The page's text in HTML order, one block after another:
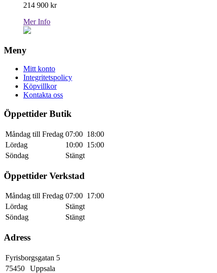
214 900 kr
Mer Info
Meny
Mitt konto
Integritetspolicy
Köpvillkor
Kontakta oss
Öppettider Butik
Måndag till Fredag 07:00 18:00
Lördag
10:00 15:00
Söndag
Stängt
Öppettider Verkstad
Måndag till Fredag 07:00 17:00
Lördag
Stängt
Söndag
Stängt
Adress
Fyrisborgsgatan 5
75450
Uppsala